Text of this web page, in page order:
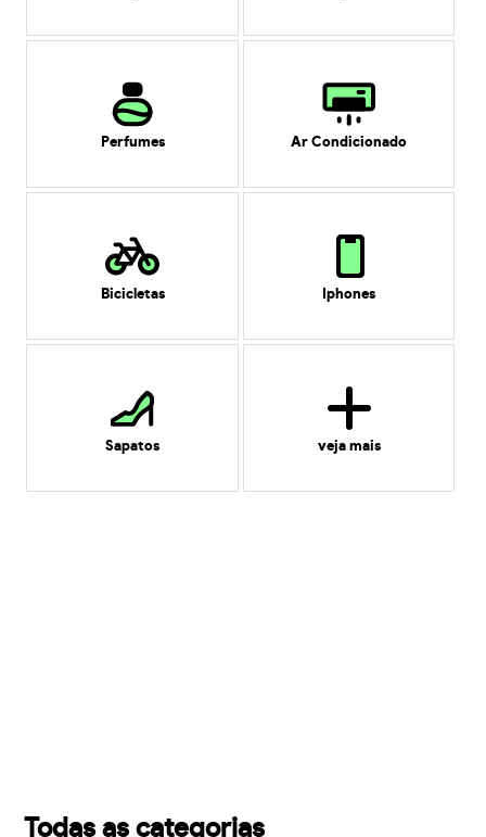
Perfumes Ar Condicionado
Bicicletas Iphones
Sapatos veja mais
Todas as categorias